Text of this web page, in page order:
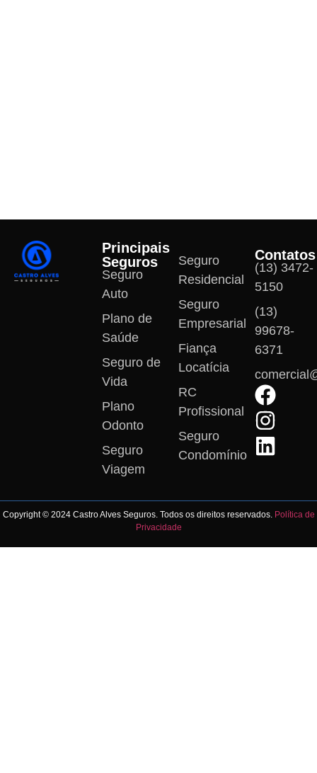
Principais
Seguros
Seguro
Auto
Plano de
Saúde
Seguro de
Vida
Plano
Odonto
Seguro
Viagem
Seguro
Residencial
Seguro
Empresarial
Fiança
Locatícia
RC
Profissional
Seguro
Condomínio
Contatos
(13) 3472-
5150
(13)
99678-
6371
Copyright © 2024 Castro Alves Seguros. Todos os direitos reservados. Política de
Privacidade